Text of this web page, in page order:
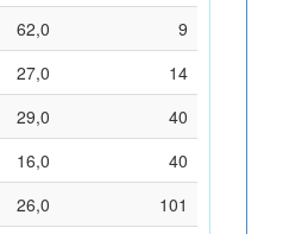
62,0
9
27,0
14
29,0
40
16,0
40
26,0
101